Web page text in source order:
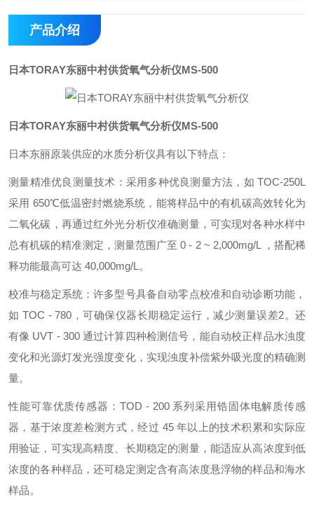
产品介绍
日本TORAY东丽中村供货氧气分析仪MS-500
日本TORAY东丽中村供货氧气分析仪MS-500
日本东丽原装供应的水质分析仪具有以下特点：
测量精准优良测量技术：采用多种优良测量方法，如 TOC-250L
采用 650℃低温密封燃烧系统，能将样品中的有机碳高效转化为
二氧化碳，再通过红外光分析仪准确测量，可实现对各种水样中
总有机碳的精准测定，测量范围广至 0 - 2 ~ 2,000mg/L ，搭配稀
释功能最高可达 40,000mg/L。
校准与稳定系统：许多型号具备自动零点校准和自动诊断功能，
如 TOC - 780，可确保仪器长期稳定运行，减少测量误差2。还
有像 UVT - 300 通过计算四种检测信号，能自动校正样品水浊度
变化和光源灯发光强度变化，实现浊度补偿紫外吸光度的精确测
量。
性能可靠优质传感器：TOD - 200 系列采用锆固体电解质传感
器，基于浓度差检测方式，经过 45 年以上的技术积累和实际应
用验证，可实现高精度、长期稳定的测量，能适应从高浓度到低
浓度的各种样品，还可稳定测定含有高浓度悬浮物的样品和海水
样品。